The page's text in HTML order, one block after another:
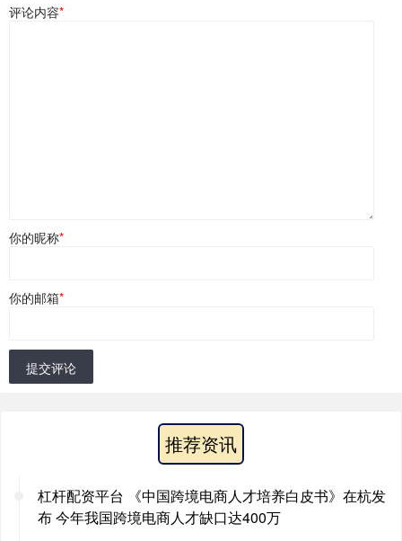
评论内容*
你的昵称*
你的邮箱*
提交评论
推荐资讯
杠杆配资平台 《中国跨境电商人才培养白皮书》在杭发
布 今年我国跨境电商人才缺口达400万